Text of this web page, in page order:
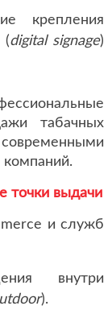
крепления
(digital signage)
табачных
точки выдачи
и служб
внутри
).